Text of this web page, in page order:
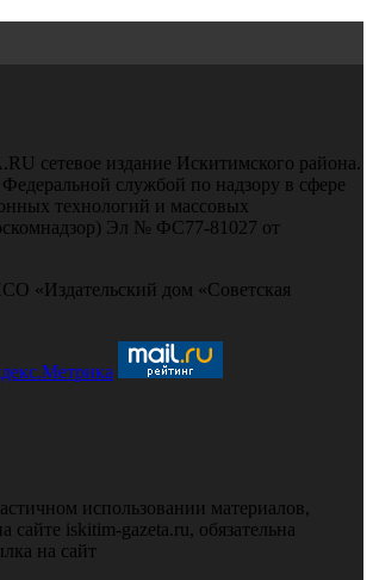
сетевое издание Искитимского района.
службой по надзору в сфере
технологий и массовых
Эл № ФС77-81027 от
«Издательский дом «Советская
использовании материалов,
сайте iskitim-gazeta.ru, обязательна
на сайт